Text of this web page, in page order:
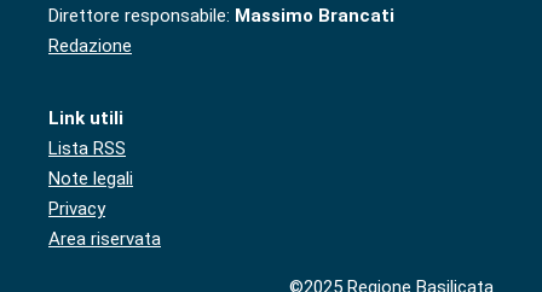
Direttore responsabile: Massimo Brancati
Redazione
Link utili
Lista RSS
Note legali
Privacy
Area riservata
©2025 Regione Basilicata